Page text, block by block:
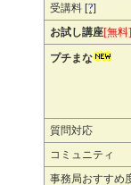
受講料 [?]
お試し講座[無料]
プチまな
質問対応
コミュニティ
事務局おすすめ